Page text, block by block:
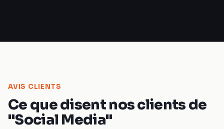
AVIS CLIENTS
Ce que disent nos clients de
"Social Media"